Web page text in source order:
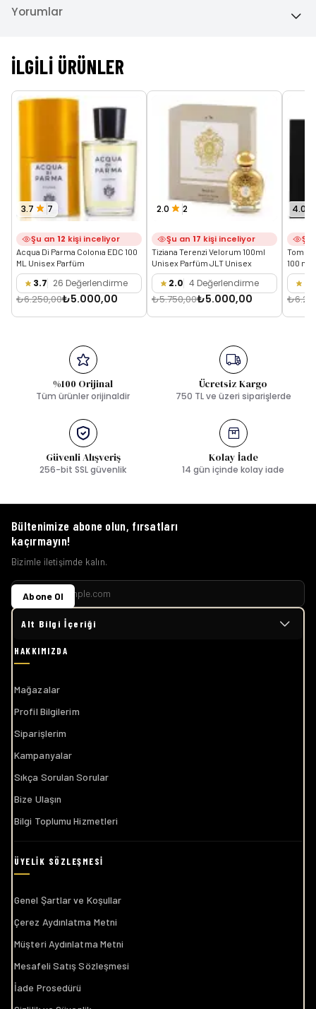
Yorumlar
İLGILI ÜRÜNLER
3.7 7
Şu an 12 kişi inceliyor
Acqua Di Parma Colonıa EDC 100
ML Unisex Parfüm
3.7 26 Değerlendirme
₺6.250,00₺5.000,00
2.0 2
Şu an 17 kişi inceliyor
Tiziana Terenzi Velorum 100ml
Unisex Parfüm JLT Unisex
2.0 4 Değerlendirme
₺5.750,00₺5.000,00
4.0
Şu
Tom
100 ml
%100 Orijinal
Tüm ürünler orijinaldir
Ücretsiz Kargo
750 TL ve üzeri siparişlerde
Güvenli Alışveriş
256-bit SSL güvenlik
Kolay İade
14 gün içinde kolay iade
Alt Bilgi İçeriği
Mağazalar
Profil Bilgilerim
Siparişlerim
Kampanyalar
Sıkça Sorulan Sorular
Bize Ulaşın
Bilgi Toplumu Hizmetleri
Genel Şartlar ve Koşullar
Çerez Aydınlatma Metni
Müşteri Aydınlatma Metni
Mesafeli Satış Sözleşmesi
İade Prosedürü
Bültenimize abone olun, fırsatları
kaçırmayın!
Bizimle iletişimde kalın.
Abone Ol